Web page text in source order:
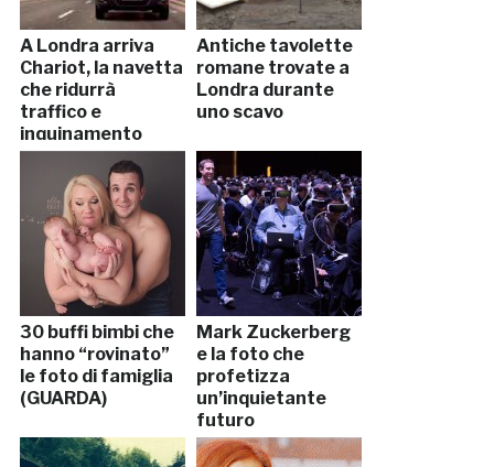
A Londra arriva
Chariot, la navetta
che ridurrà
traffico e
inquinamento
Antiche tavolette
romane trovate a
Londra durante
uno scavo
30 buffi bimbi che
hanno “rovinato”
le foto di famiglia
(GUARDA)
Mark Zuckerberg
e la foto che
profetizza
un’inquietante
futuro